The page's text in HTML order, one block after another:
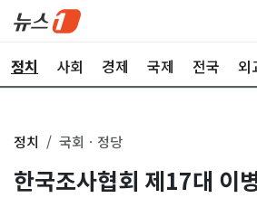
정치 사회 경제 국제 전국 외
정치 국회ㆍ정당
한국조사협회 제17대 이